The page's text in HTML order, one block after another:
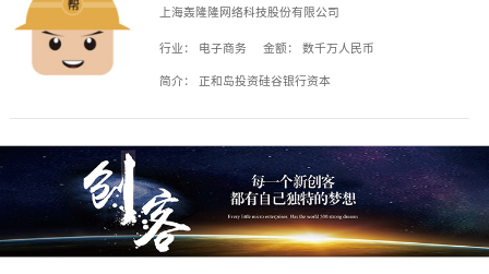
上海轰隆隆网络科技股份有限公司
行业： 电子商务 金额： 数千万人民币
简介： 正和岛投资硅谷银行资本